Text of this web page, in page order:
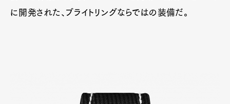
に開発された、ブライトリングならではの装備だ。